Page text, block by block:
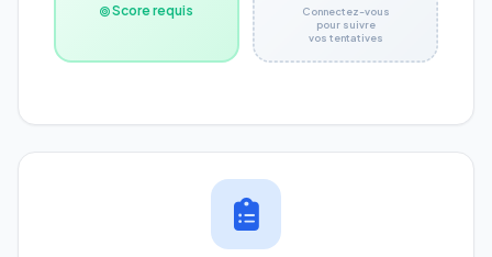
Score requis
Connectez-vous
pour suivre
vos tentatives